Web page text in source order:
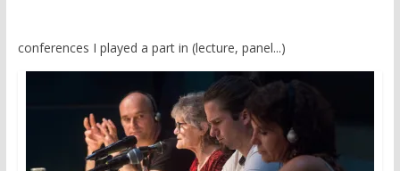
conferences I played a part in (lecture, panel...)